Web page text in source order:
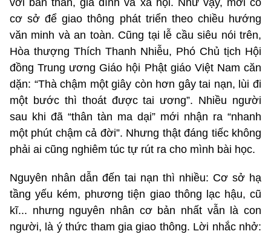
với bản thân, gia đình và xã hội. Như vậy, mới có
cơ sở để giao thông phát triển theo chiều hướng
văn minh và an toàn. Cũng tại lễ cầu siêu nói trên,
Hòa thượng Thích Thanh Nhiễu, Phó Chủ tịch Hội
đồng Trung ương Giáo hội Phật giáo Việt Nam căn
dặn: “Thà chậm một giây còn hơn gây tai nạn, lùi đi
một bước thì thoát được tai ương”. Nhiều người
sau khi đã “thân tàn ma dại” mới nhận ra “nhanh
một phút chậm cả đời”. Nhưng thật đáng tiếc không
phải ai cũng nghiêm túc tự rút ra cho mình bài học.
Nguyên nhân dẫn đến tai nạn thì nhiều: Cơ sở hạ
tầng yếu kém, phương tiện giao thông lạc hậu, cũ
kĩ... nhưng nguyên nhân cơ bản nhất vẫn là con
người, là ý thức tham gia giao thông. Lời nhắc nhở: